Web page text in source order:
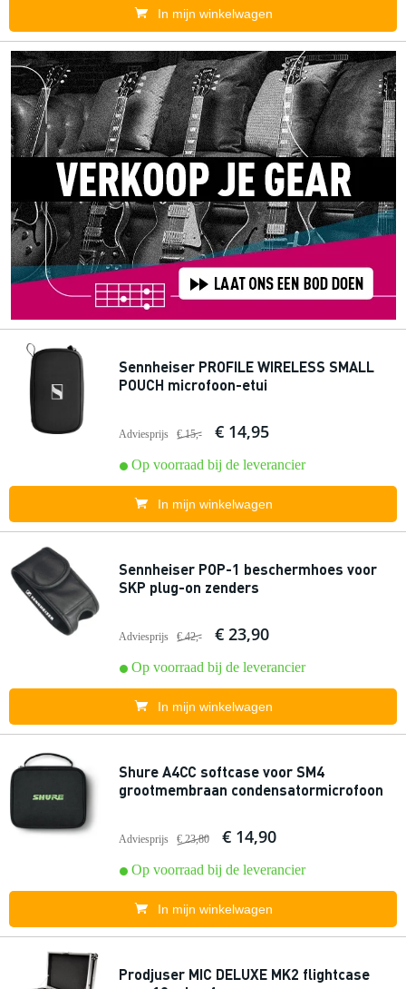
In mijn winkelwagen
Sennheiser PROFILE WIRELESS SMALL
POUCH microfoon-etui
Adviesprijs € 15,- € 14,95
Op voorraad bij de leverancier
In mijn winkelwagen
Sennheiser POP-1 beschermhoes voor
SKP plug-on zenders
Adviesprijs € 42,- € 23,90
Op voorraad bij de leverancier
In mijn winkelwagen
Shure A4CC softcase voor SM4
grootmembraan condensatormicrofoon
Adviesprijs € 23,80 € 14,90
Op voorraad bij de leverancier
In mijn winkelwagen
Prodjuser MIC DELUXE MK2 flightcase